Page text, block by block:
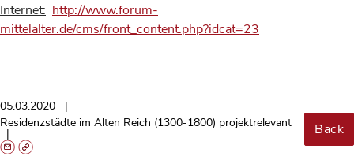
Internet: http://www.forum-
mittelalter.de/cms/front_content.php?idcat=23
05.03.2020
Residenzstädte im Alten Reich (1300-1800) projektrelevant
Back